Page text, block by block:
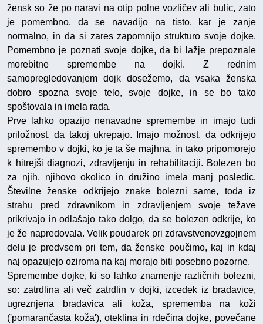
žensk so že po naravi na otip polne vozličev ali bulic, zato
je pomembno, da se navadijo na tisto, kar je zanje
normalno, in da si zares zapomnijo strukturo svoje dojke.
Pomembno je poznati svoje dojke, da bi lažje prepoznale
morebitne spremembe na dojki. Z rednim
samopregledovanjem dojk dosežemo, da vsaka ženska
dobro spozna svoje telo, svoje dojke, in se bo tako
spoštovala in imela rada.
Prve lahko opazijo nenavadne spremembe in imajo tudi
priložnost, da takoj ukrepajo. Imajo možnost, da odkrijejo
spremembo v dojki, ko je ta še majhna, in tako pripomorejo
k hitrejši diagnozi, zdravljenju in rehabilitaciji. Bolezen bo
za njih, njihovo okolico in družino imela manj posledic.
Številne ženske odkrijejo znake bolezni same, toda iz
strahu pred zdravnikom in zdravljenjem svoje težave
prikrivajo in odlašajo tako dolgo, da se bolezen odkrije, ko
je že napredovala. Velik poudarek pri zdravstvenovzgojnem
delu je predvsem pri tem, da ženske poučimo, kaj in kdaj
naj opazujejo oziroma na kaj morajo biti posebno pozorne.
Spremembe dojke, ki so lahko znamenje različnih bolezni,
so: zatrdlina ali več zatrdlin v dojki, izcedek iz bradavice,
ugreznjena bradavica ali koža, sprememba na koži
('pomarančasta koža'), oteklina in rdečina dojke, povečane